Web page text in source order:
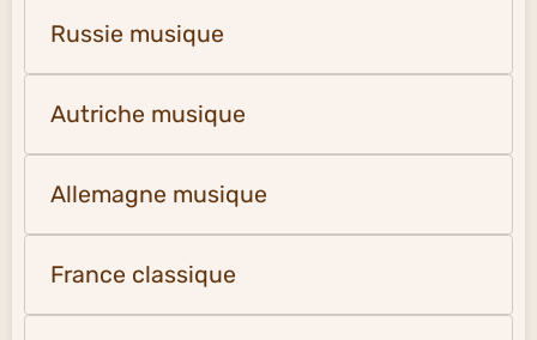
Russie musique
Autriche musique
Allemagne musique
France classique